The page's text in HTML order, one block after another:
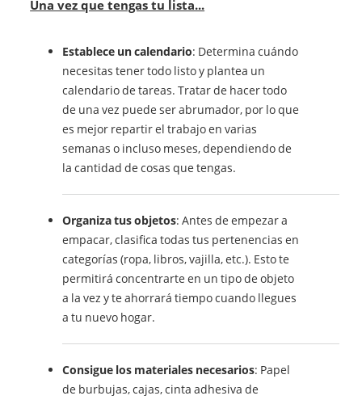
Una vez que tengas tu lista...
Establece un calendario: Determina cuándo
necesitas tener todo listo y plantea un
calendario de tareas. Tratar de hacer todo
de una vez puede ser abrumador, por lo que
es mejor repartir el trabajo en varias
semanas o incluso meses, dependiendo de
la cantidad de cosas que tengas.
Organiza tus objetos: Antes de empezar a
empacar, clasifica todas tus pertenencias en
categorías (ropa, libros, vajilla, etc.). Esto te
permitirá concentrarte en un tipo de objeto
a la vez y te ahorrará tiempo cuando llegues
a tu nuevo hogar.
Consigue los materiales necesarios: Papel
de burbujas, cajas, cinta adhesiva de